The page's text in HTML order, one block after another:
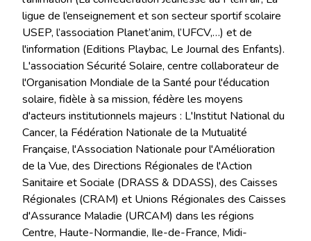
ligue de l’enseignement et son secteur sportif scolaire
USEP, l’association Planet’anim, l’UFCV,…) et de
l'information (Editions Playbac, Le Journal des Enfants).
L'association Sécurité Solaire, centre collaborateur de
l'Organisation Mondiale de la Santé pour l'éducation
solaire, fidèle à sa mission, fédère les moyens
d'acteurs institutionnels majeurs : L'Institut National du
Cancer, la Fédération Nationale de la Mutualité
Française, l'Association Nationale pour l'Amélioration
de la Vue, des Directions Régionales de l'Action
Sanitaire et Sociale (DRASS & DDASS), des Caisses
Régionales (CRAM) et Unions Régionales des Caisses
d'Assurance Maladie (URCAM) dans les régions
Centre, Haute-Normandie, Ile-de-France, Midi-